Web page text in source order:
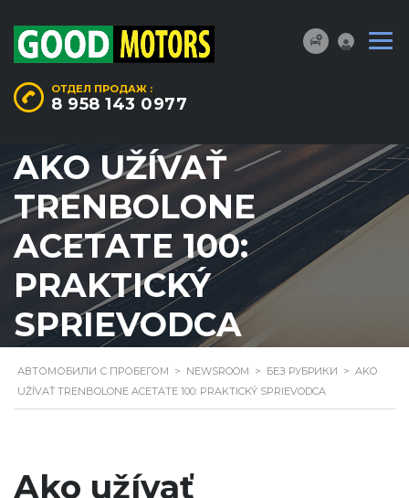
ОТДЕЛ ПРОДАЖ :
8 958 143 0977
AKO UŽÍVAŤ
TRENBOLONE
ACETATE 100:
PRAKTICKÝ
SPRIEVODCA
АВТОМОБИЛИ С ПРОБЕГОМ > NEWSROOM > БЕЗ РУБРИКИ > AKO
UŽÍVAŤ TRENBOLONE ACETATE 100: PRAKTICKÝ SPRIEVODCA
Ako užívať